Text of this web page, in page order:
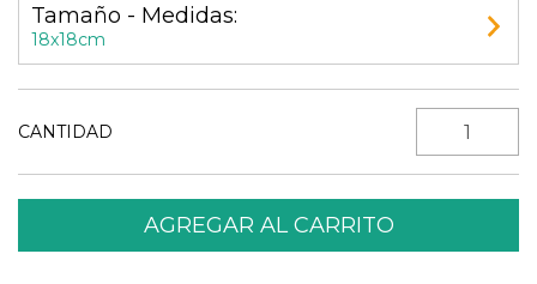
Tamaño - Medidas:
18x18cm
CANTIDAD